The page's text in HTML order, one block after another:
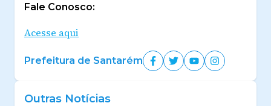
Fale Conosco:
Acesse aqui
Prefeitura de Santarém
Outras Notícias